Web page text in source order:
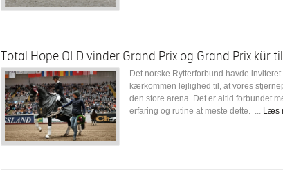
Total Hope OLD vinder Grand Prix og Grand Prix kür
Det norske Rytterforbund havde
kærkommen lejlighed til, at vores
den store arena. Det er altid forbundet
erfaring og rutine at meste dette. ... Læs